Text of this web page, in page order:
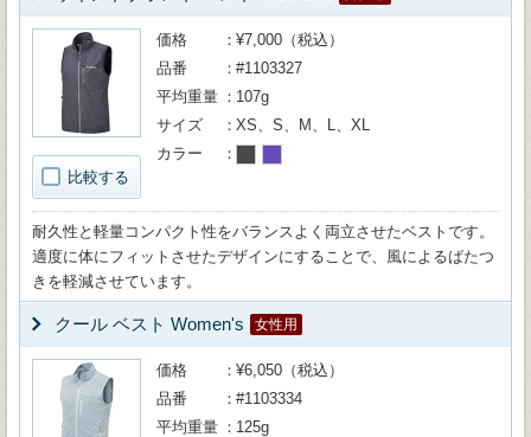
比較する
価格
¥7,000（税込）
品番
#1103327
平均重量
107g
サイズ
XS、S、M、L、XL
カラー
耐久性と軽量コンパクト性をバランスよく両立させたベストです。
適度に体にフィットさせたデザインにすることで、風によるばたつ
きを軽減させています。
クール ベスト Women's 女性用
価格
¥6,050（税込）
品番
#1103334
平均重量
125g